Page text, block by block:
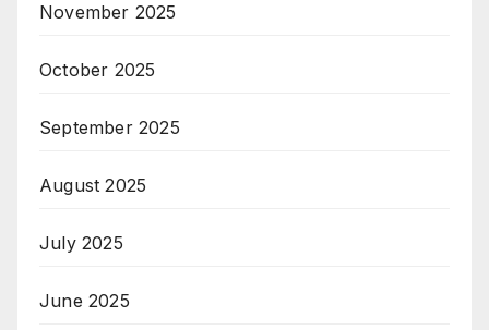
November 2025
October 2025
September 2025
August 2025
July 2025
June 2025